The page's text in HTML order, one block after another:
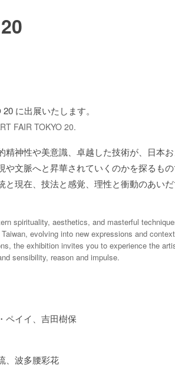
に出展いたします。
FAIR TOKYO 20.
神性や美意識、卓越した技術が、日本
文脈へと昇華されていくのかを探るも
現在、技法と感覚、理性と衝動のあい
spirituality, aesthetics, and masterful
evolving into new expressions and
the exhibition invites you to experience the
sensibility, reason and impulse.
ペイイ、吉田樹保
、波多腰彩花